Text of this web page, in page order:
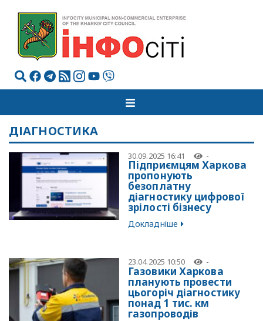
ДІАГНОСТИКА
30.09.2025 16:41 -
Підприємцям Харкова
пропонують
безоплатну
діагностику цифрової
зрілості бізнесу
Докладніше
23.04.2025 10:50 -
Газовики Харкова
планують провести
цьогоріч діагностику
понад 1 тис. км
газопроводів